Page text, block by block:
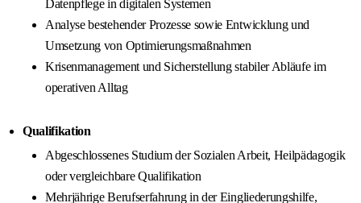
Datenpflege in digitalen Systemen
Analyse bestehender Prozesse sowie Entwicklung und
Umsetzung von Optimierungsmaßnahmen
Krisenmanagement und Sicherstellung stabiler Abläufe im
operativen Alltag
Qualifikation
Abgeschlossenes Studium der Sozialen Arbeit, Heilpädagogik
oder vergleichbare Qualifikation
Mehrjährige Berufserfahrung in der Eingliederungshilfe,